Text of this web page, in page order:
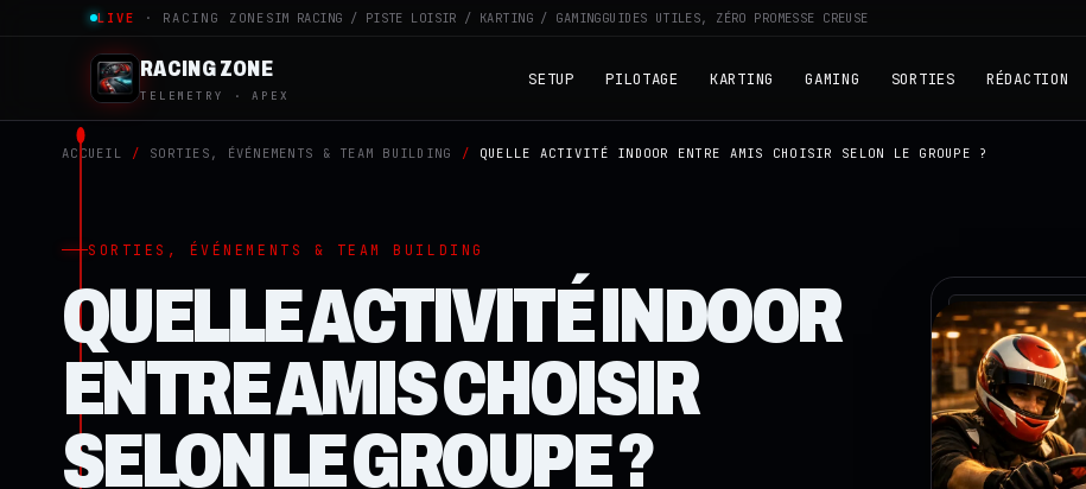
LIVE · RACING ZONE SIM RACING / PISTE LOISIR / KARTING / GAMINGGUIDES UTILES, ZÉRO PROMESSE CREUSE
RACING ZONE
TELEMETRY · APEX
SETUP PILOTAGE KARTING GAMING SORTIES RÉDACTION
ACCUEIL / SORTIES, ÉVÉNEMENTS & TEAM BUILDING / QUELLE ACTIVITÉ INDOOR ENTRE AMIS CHOISIR SELON LE GROUPE ?
SORTIES, ÉVÉNEMENTS & TEAM BUILDING
QUELLE ACTIVITÉ INDOOR
ENTRE AMIS CHOISIR
SELON LE GROUPE ?
RZ · TELEMETRY